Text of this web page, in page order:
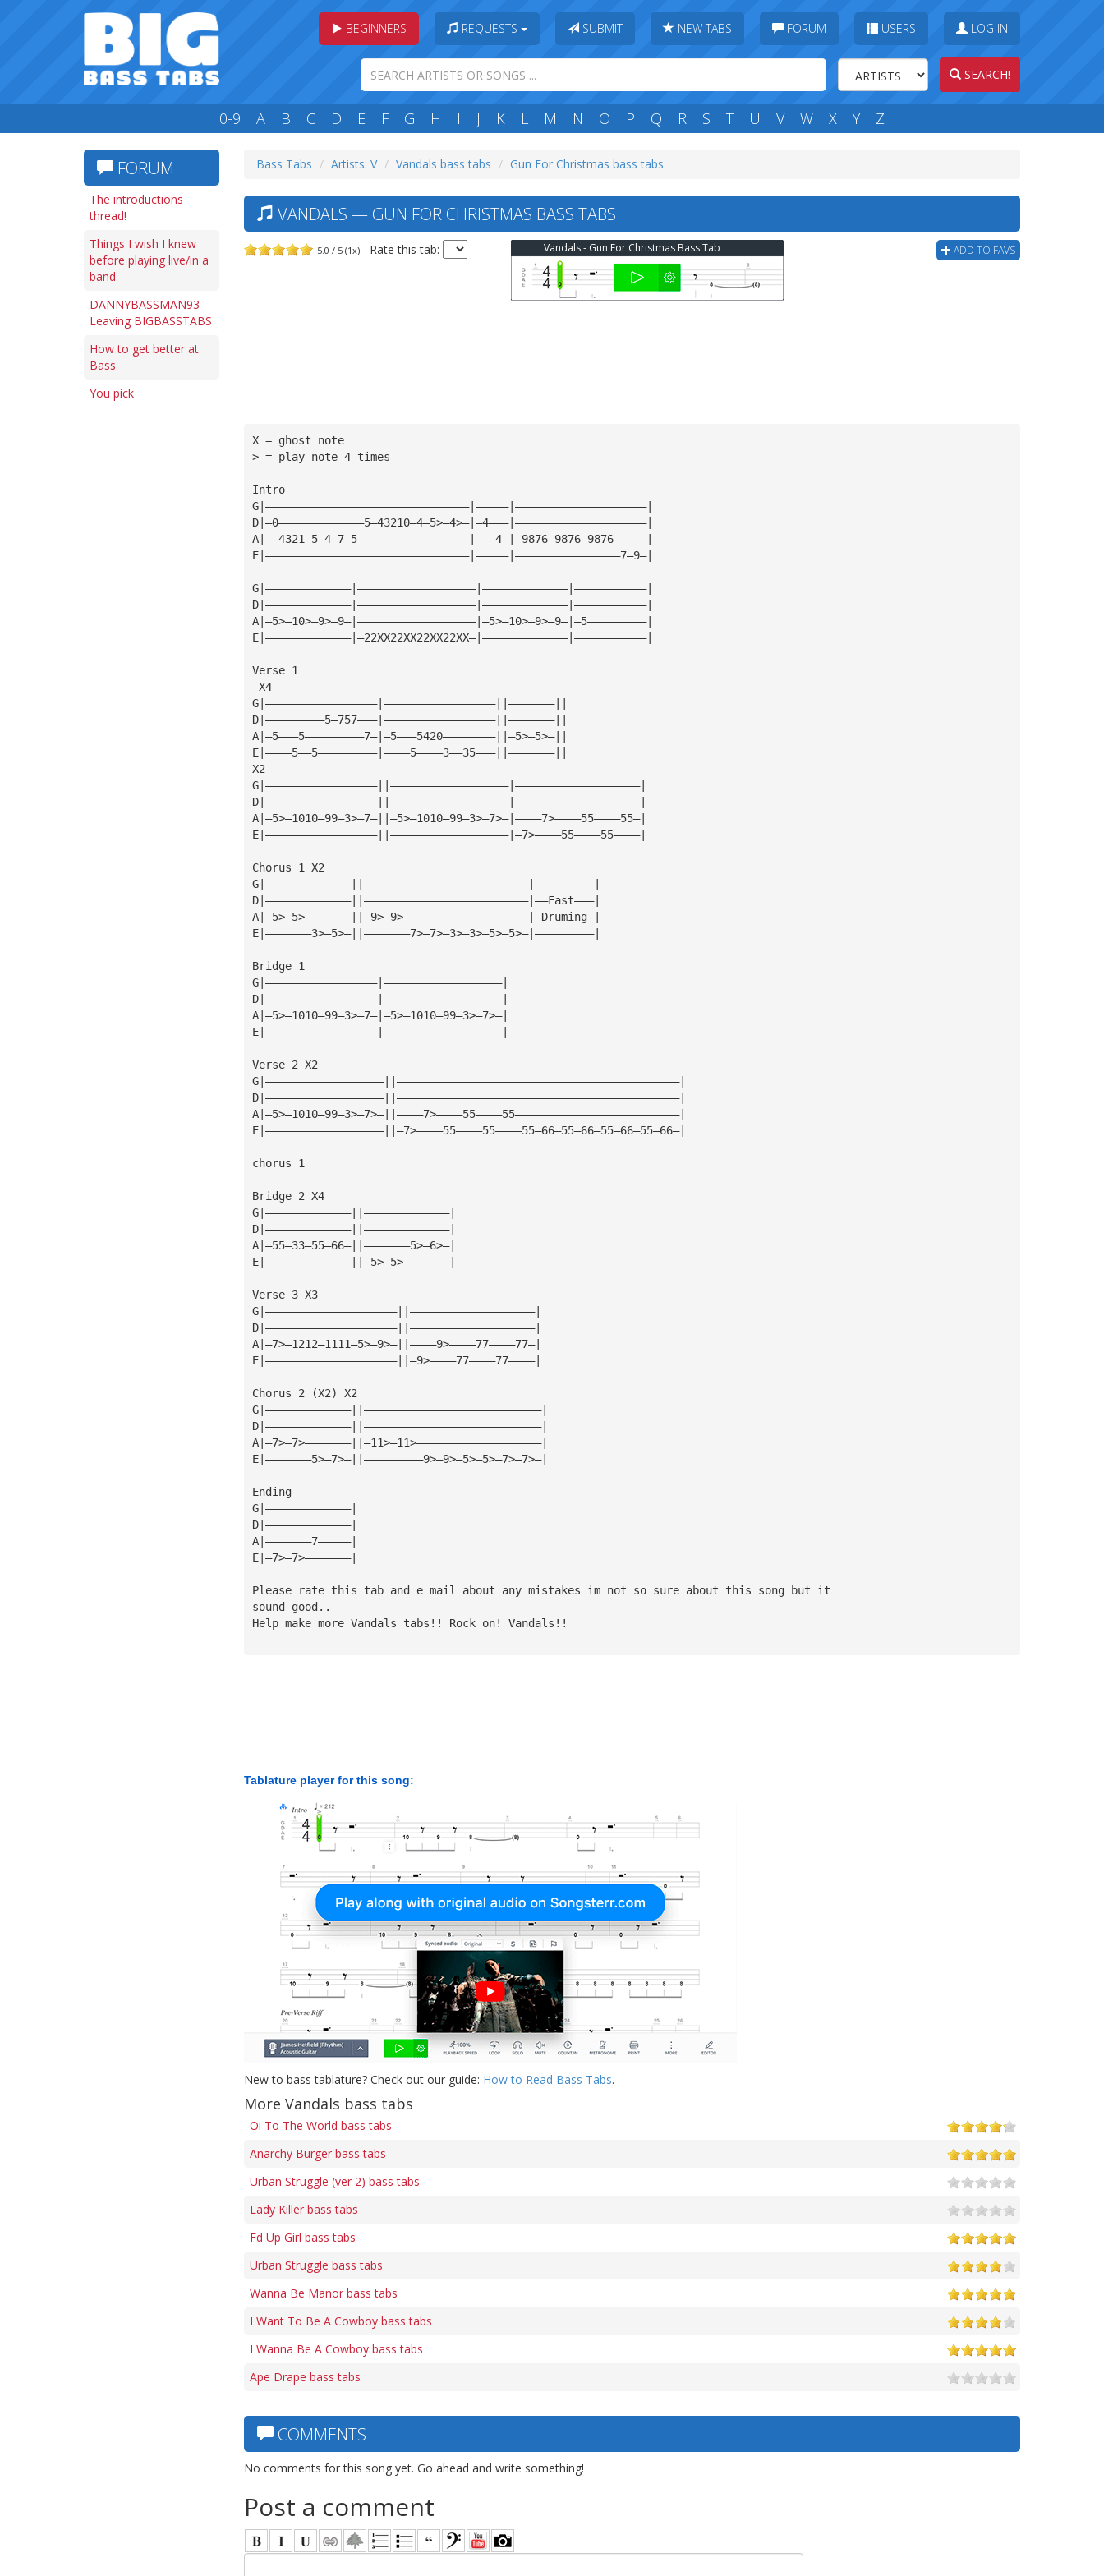
BEGINNERS REQUESTS SUBMIT NEW TABS FORUM USERS LOG IN
SEARCH!
0-9 A B C D E F G H I J K L M N O P Q R S T U V W X Y Z
FORUM
The introductions
thread!
Things I wish I knew
before playing live/in a
band
DANNYBASSMAN93
Leaving BIGBASSTABS
How to get better at
Bass
You pick
Bass Tabs Artists: V Vandals bass tabs Gun For Christmas bass tabs
VANDALS — GUN FOR CHRISTMAS BASS TABS
5.0 / 5 (1x) Rate this tab: ADD TO FAVS
Vandals - Gun For Christmas Bass Tab
X = ghost note
> = play note 4 times
Intro
G|———————————————————————————————|—————|————————————————————|
D|—0—————————————5—43210—4—5>—4>—|—4———|————————————————————|
A|——4321—5—4—7—5—————————————————|———4—|—9876—9876—9876—————|
E|———————————————————————————————|—————|————————————————7—9—|
G|—————————————|——————————————————|—————————————|———————————|
D|—————————————|——————————————————|—————————————|———————————|
A|—5>—10>—9>—9—|——————————————————|—5>—10>—9>—9—|—5—————————|
E|—————————————|—22XX22XX22XX22XX—|—————————————|———————————|
Verse 1
X4
G|—————————————————|—————————————————||———————||
D|—————————5—757———|—————————————————||———————||
A|—5———5—————————7—|—5———5420————————||—5>—5>—||
E|————5——5—————————|————5————3——35———||———————||
X2
G|—————————————————||——————————————————|———————————————————|
D|—————————————————||——————————————————|———————————————————|
A|—5>—1010—99—3>—7—||—5>—1010—99—3>—7>—|————7>————55————55—|
E|—————————————————||——————————————————|—7>————55————55————|
Chorus 1 X2
G|—————————————||—————————————————————————|—————————|
D|—————————————||—————————————————————————|——Fast———|
A|—5>—5>———————||—9>—9>———————————————————|—Druming—|
E|———————3>—5>—||———————7>—7>—3>—3>—5>—5>—|—————————|
Bridge 1
G|—————————————————|——————————————————|
D|—————————————————|——————————————————|
A|—5>—1010—99—3>—7—|—5>—1010—99—3>—7>—|
E|—————————————————|——————————————————|
Verse 2 X2
G|——————————————————||———————————————————————————————————————————|
D|——————————————————||———————————————————————————————————————————|
A|—5>—1010—99—3>—7>—||————7>————55————55—————————————————————————|
E|——————————————————||—7>————55————55————55—66—55—66—55—66—55—66—|
chorus 1
Bridge 2 X4
G|—————————————||—————————————|
D|—————————————||—————————————|
A|—55—33—55—66—||———————5>—6>—|
E|—————————————||—5>—5>———————|
Verse 3 X3
G|————————————————————||———————————————————|
D|————————————————————||———————————————————|
A|—7>—1212—1111—5>—9>—||————9>————77————77—|
E|————————————————————||—9>————77————77————|
Chorus 2 (X2) X2
G|—————————————||———————————————————————————|
D|—————————————||———————————————————————————|
A|—7>—7>———————||—11>—11>———————————————————|
E|———————5>—7>—||—————————9>—9>—5>—5>—7>—7>—|
Ending
G|—————————————|
D|—————————————|
A|———————7—————|
E|—7>—7>———————|
Please rate this tab and e mail about any mistakes im not so sure about this song but it
sound good..
Help make more Vandals tabs!! Rock on! Vandals!!
Tablature player for this song:
New to bass tablature? Check out our guide: How to Read Bass Tabs.
More Vandals bass tabs
Oi To The World bass tabs
Anarchy Burger bass tabs
Urban Struggle (ver 2) bass tabs
Lady Killer bass tabs
Fd Up Girl bass tabs
Urban Struggle bass tabs
Wanna Be Manor bass tabs
I Want To Be A Cowboy bass tabs
I Wanna Be A Cowboy bass tabs
Ape Drape bass tabs
COMMENTS
No comments for this song yet. Go ahead and write something!
Post a comment